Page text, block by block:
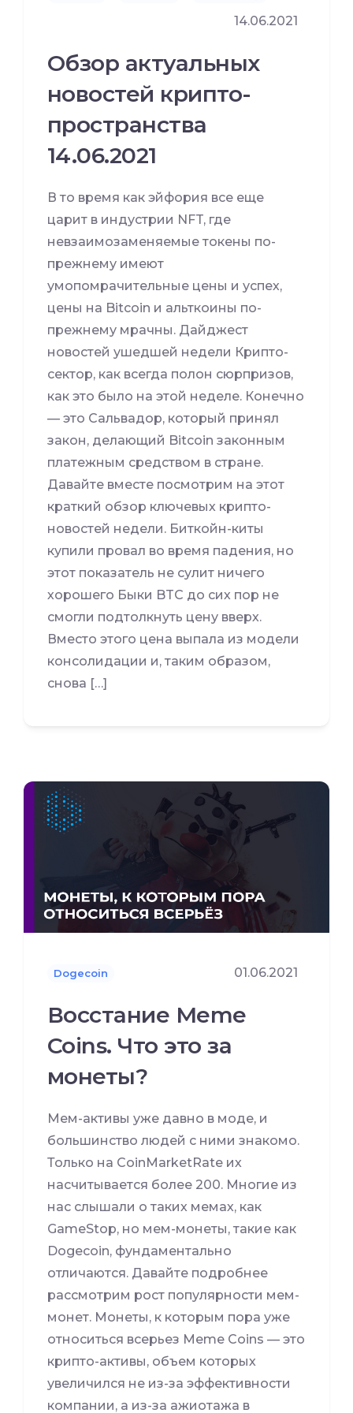
14.06.2021
Обзор актуальных
новостей крипто-
пространства
14.06.2021
В то время как эйфория все еще
царит в индустрии NFT, где
невзаимозаменяемые токены по-
прежнему имеют
умопомрачительные цены и успех,
цены на Bitcoin и альткоины по-
прежнему мрачны. Дайджест
новостей ушедшей недели Крипто-
сектор, как всегда полон сюрпризов,
как это было на этой неделе. Конечно
— это Сальвадор, который принял
закон, делающий Bitcoin законным
платежным средством в стране.
Давайте вместе посмотрим на этот
краткий обзор ключевых крипто-
новостей недели. Биткойн-киты
купили провал во время падения, но
этот показатель не сулит ничего
хорошего Быки BTC до сих пор не
смогли подтолкнуть цену вверх.
Вместо этого цена выпала из модели
консолидации и, таким образом,
снова […]
Dogecoin 01.06.2021
Восстание Meme
Coins. Что это за
монеты?
Мем-активы уже давно в моде, и
большинство людей с ними знакомо.
Только на CoinMarketRate их
насчитывается более 200. Многие из
нас слышали о таких мемах, как
GameStop, но мем-монеты, такие как
Dogecoin, фундаментально
отличаются. Давайте подробнее
рассмотрим рост популярности мем-
монет. Монеты, к которым пора уже
относиться всерьез Meme Coins — это
крипто-активы, объем которых
увеличился не из-за эффективности
компании, а из-за ажиотажа в